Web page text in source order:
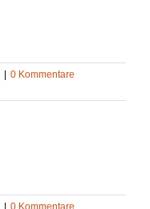
0 Kommentare
0 Kommentare